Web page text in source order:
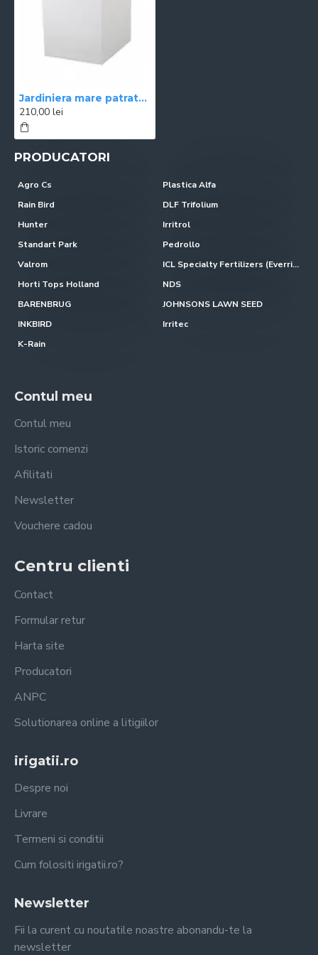
Jardiniera mare patrata alba 39,5x39,5x43,5 cm GRAPHIT
210,00 lei
PRODUCATORI
Agro Cs
Plastica Alfa
Rain Bird
DLF Trifolium
Hunter
Irritrol
Standart Park
Pedrollo
Valrom
ICL Specialty Fertilizers (Everris-Scotts)
Horti Tops Holland
NDS
BARENBRUG
JOHNSONS LAWN SEED
INKBIRD
Irritec
K-Rain
Contul meu
Contul meu
Istoric comenzi
Afilitati
Newsletter
Vouchere cadou
Centru clienti
Contact
Formular retur
Harta site
Producatori
ANPC
Solutionarea online a litigiilor
irigatii.ro
Despre noi
Livrare
Termeni si conditii
Cum folositi irigatii.ro?
Newsletter
Fii la curent cu noutatile noastre abonandu-te la
newsletter